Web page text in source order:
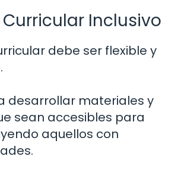
Curricular Inclusivo
debe ser flexible y
desarrollar materiales y
sean accesibles para
aquellos con